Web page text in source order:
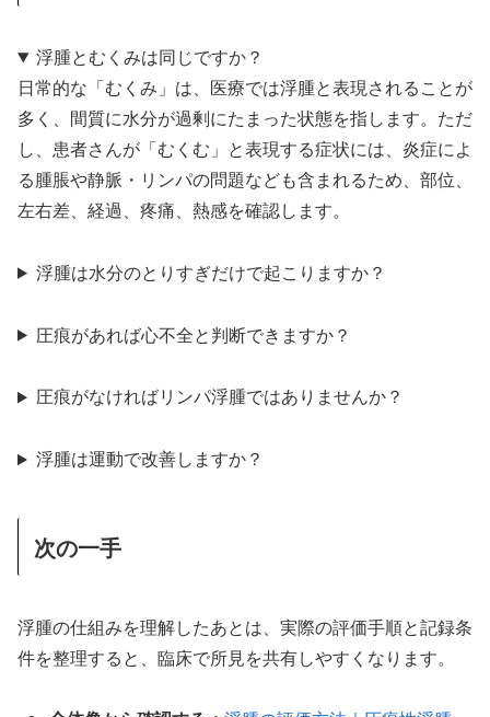
浮腫とむくみは同じですか？
日常的な「むくみ」は、医療では浮腫と表現されることが
多く、間質に水分が過剰にたまった状態を指します。ただ
し、患者さんが「むくむ」と表現する症状には、炎症によ
る腫脹や静脈・リンパの問題なども含まれるため、部位、
左右差、経過、疼痛、熱感を確認します。
浮腫は水分のとりすぎだけで起こりますか？
圧痕があれば心不全と判断できますか？
圧痕がなければリンパ浮腫ではありませんか？
浮腫は運動で改善しますか？
次の一手
浮腫の仕組みを理解したあとは、実際の評価手順と記録条
件を整理すると、臨床で所見を共有しやすくなります。